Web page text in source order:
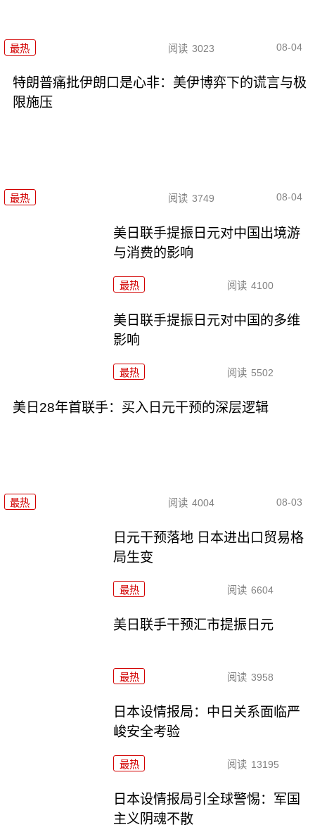
最热 阅读 3023 08-04
特朗普痛批伊朗口是心非：美伊博弈下的谎言与极
限施压
最热 阅读 3749 08-04
美日联手提振日元对中国出境游
与消费的影响
最热 阅读 4100
美日联手提振日元对中国的多维
影响
最热 阅读 5502
美日28年首联手：买入日元干预的深层逻辑
最热 阅读 4004 08-03
日元干预落地 日本进出口贸易格
局生变
最热 阅读 6604
美日联手干预汇市提振日元
最热 阅读 3958
日本设情报局：中日关系面临严
峻安全考验
最热 阅读 13195
日本设情报局引全球警惕：军国
主义阴魂不散